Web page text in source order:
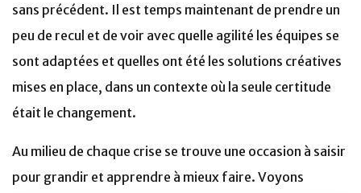
sans précédent. Il est temps maintenant de prendre un
peu de recul et de voir avec quelle agilité les équipes se
sont adaptées et quelles ont été les solutions créatives
mises en place, dans un contexte où la seule certitude
était le changement.
Au milieu de chaque crise se trouve une occasion à saisir
pour grandir et apprendre à mieux faire. Voyons